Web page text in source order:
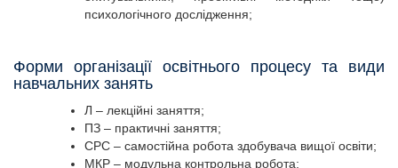
психологічного дослідження;
Форми організації освітнього процесу та види
навчальних занять
Л – лекційні заняття;
ПЗ – практичні заняття;
СРС – самостійна робота здобувача вищої освіти;
МКР – модульна контрольна робота;